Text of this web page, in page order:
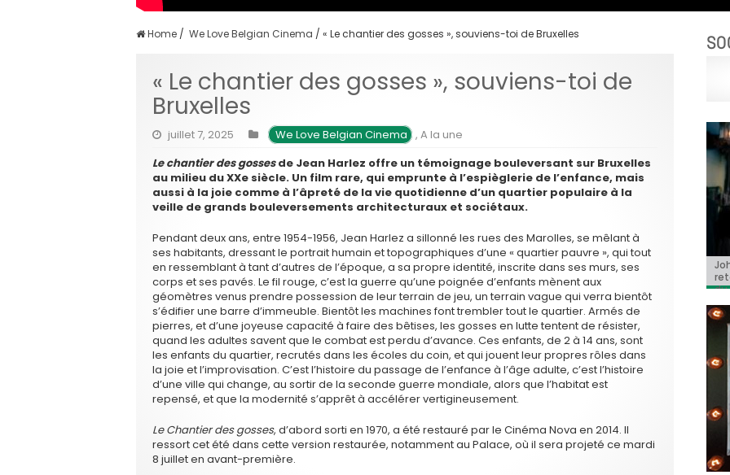
Home / We Love Belgian Cinema / « Le chantier des gosses », souviens-toi de Bruxelles
« Le chantier des gosses », souviens-toi de
Bruxelles
juillet 7, 2025 We Love Belgian Cinema , A la une
Le chantier des gossesde Jean Harlez offre un témoignage bouleversant sur Bruxelles
au milieu du XXe siècle. Un film rare, qui emprunte à l’espièglerie de l’enfance, mais
aussi à la joie comme à l’âpreté de la vie quotidienne d’un quartier populaire à la
veille de grands bouleversements architecturaux et sociétaux.
Pendant deux ans, entre 1954-1956, Jean Harlez a sillonné les rues des Marolles, se mêlant à
ses habitants, dressant le portrait humain et topographiques d’une « quartier pauvre », qui tout
en ressemblant à tant d’autres de l’époque, a sa propre identité, inscrite dans ses murs, ses
corps et ses pavés. Le fil rouge, c’est la guerre qu’une poignée d’enfants mènent aux
géomètres venus prendre possession de leur terrain de jeu, un terrain vague qui verra bientôt
s’édifier une barre d’immeuble. Bientôt les machines font trembler tout le quartier. Armés de
pierres, et d’une joyeuse capacité à faire des bêtises, les gosses en lutte tentent de résister,
quand les adultes savent que le combat est perdu d’avance. Ces enfants, de 2 à 14 ans, sont
les enfants du quartier, recrutés dans les écoles du coin, et qui jouent leur propres rôles dans
la joie et l’improvisation. C’est l’histoire du passage de l’enfance à l’âge adulte, c’est l’histoire
d’une ville qui change, au sortir de la seconde guerre mondiale, alors que l’habitat est
repensé, et que la modernité s’apprêt à accélérer vertigineusement.
Le Chantier des gosses, d’abord sorti en 1970, a été restauré par le Cinéma Nova en 2014. Il
ressort cet été dans cette version restaurée, notamment au Palace, où il sera projeté ce mardi
8 juillet en avant-première.
du
«
«